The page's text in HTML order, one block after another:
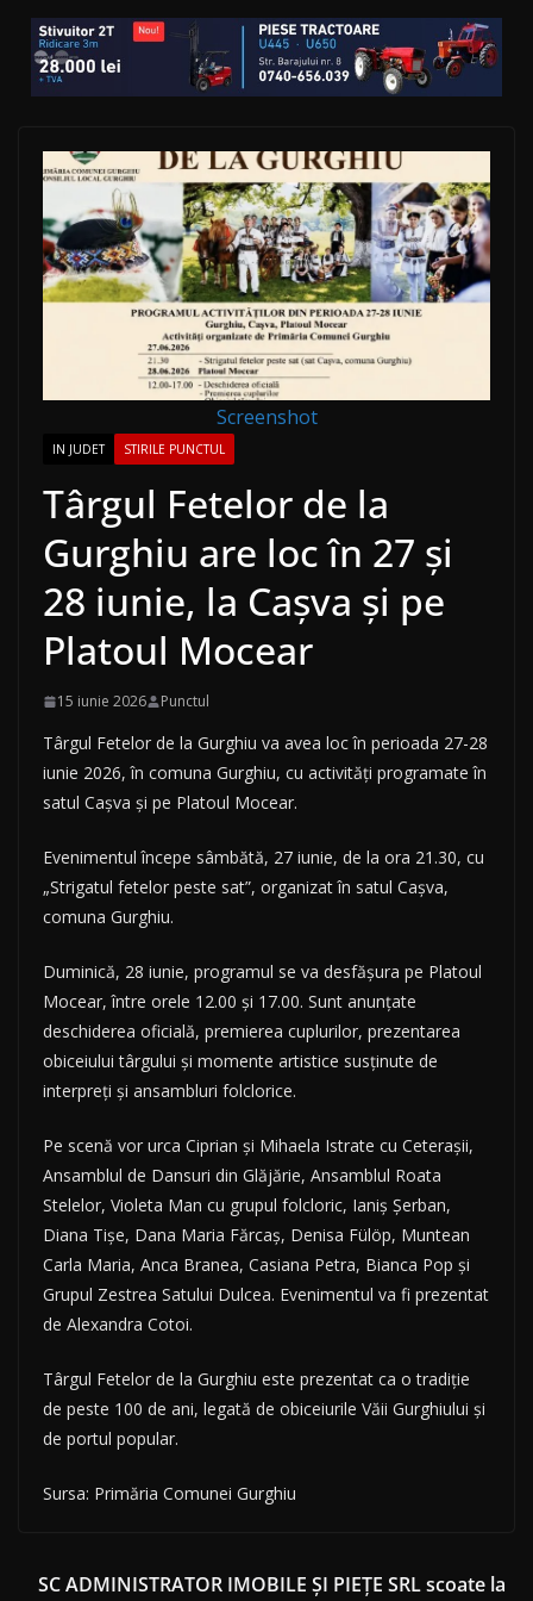
Screenshot
IN JUDET STIRILE PUNCTUL
Târgul Fetelor de la
Gurghiu are loc în 27 și
28 iunie, la Cașva și pe
Platoul Mocear
15 iunie 2026 Punctul
Târgul Fetelor de la Gurghiu va avea loc în perioada 27-28
iunie 2026, în comuna Gurghiu, cu activități programate în
satul Cașva și pe Platoul Mocear.
Evenimentul începe sâmbătă, 27 iunie, de la ora 21.30, cu
„Strigatul fetelor peste sat”, organizat în satul Cașva,
comuna Gurghiu.
Duminică, 28 iunie, programul se va desfășura pe Platoul
Mocear, între orele 12.00 și 17.00. Sunt anunțate
deschiderea oficială, premierea cuplurilor, prezentarea
obiceiului târgului și momente artistice susținute de
interpreți și ansambluri folclorice.
Pe scenă vor urca Ciprian și Mihaela Istrate cu Ceterașii,
Ansamblul de Dansuri din Glăjărie, Ansamblul Roata
Stelelor, Violeta Man cu grupul folcloric, Ianiș Șerban,
Diana Tișe, Dana Maria Fărcaș, Denisa Fülöp, Muntean
Carla Maria, Anca Branea, Casiana Petra, Bianca Pop și
Grupul Zestrea Satului Dulcea. Evenimentul va fi prezentat
de Alexandra Cotoi.
Târgul Fetelor de la Gurghiu este prezentat ca o tradiție
de peste 100 de ani, legată de obiceiurile Văii Gurghiului și
de portul popular.
Sursa: Primăria Comunei Gurghiu
SC ADMINISTRATOR IMOBILE ŞI PIEŢE SRL scoate la